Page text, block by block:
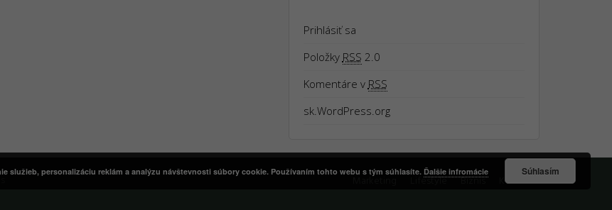
Prihlásiť sa
Položky RSS 2.0
Komentáre v RSS
sk.WordPress.org
Marketing Lifestyle Biznis Kontakt
služieb, personalizáciu reklám a analýzu návštevnosti súbory cookie. Používaním tohto webu s tým súhlasíte. Ďalšie infromácie Súhlasím